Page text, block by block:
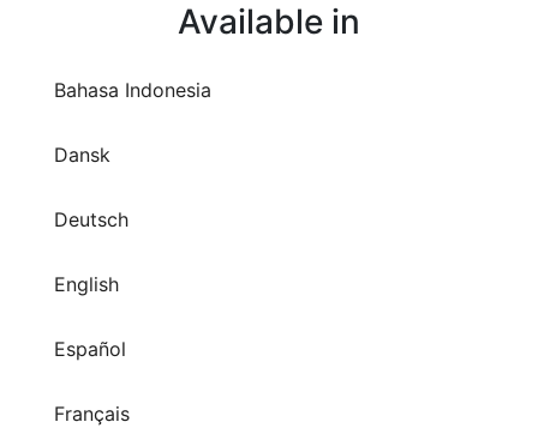
Available in
Bahasa Indonesia
Dansk
Deutsch
English
Español
Français